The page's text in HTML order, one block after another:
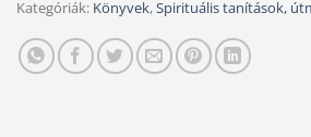
Kategóriák: Könyvek,Spirituális tanítások,